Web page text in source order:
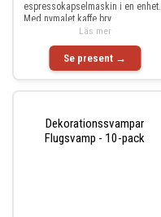
espressokapselmaskin i en enhet.
Med nymalet kaffe bry
Se present →
Läs mer
Dekorationssvampar
Flugsvamp - 10-pack